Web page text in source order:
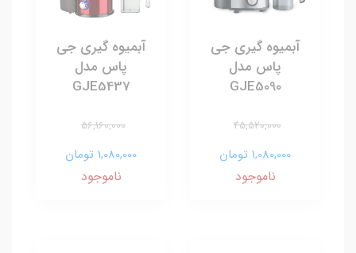
آبمیوه گیری جی
پاس مدل
GJE5090
45,520,000
1,080,000 تومان
ناموجود
آبمیوه گیری جی
پاس مدل
GJE5437
56,160,000
1,080,000 تومان
ناموجود